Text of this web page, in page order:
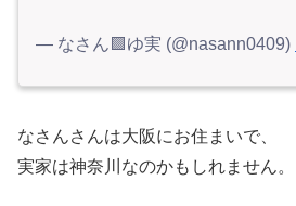
— なさん🟩ゆ実 (@nasann0409)
なさんさんは大阪にお住まいで、
実家は神奈川なのかもしれません。